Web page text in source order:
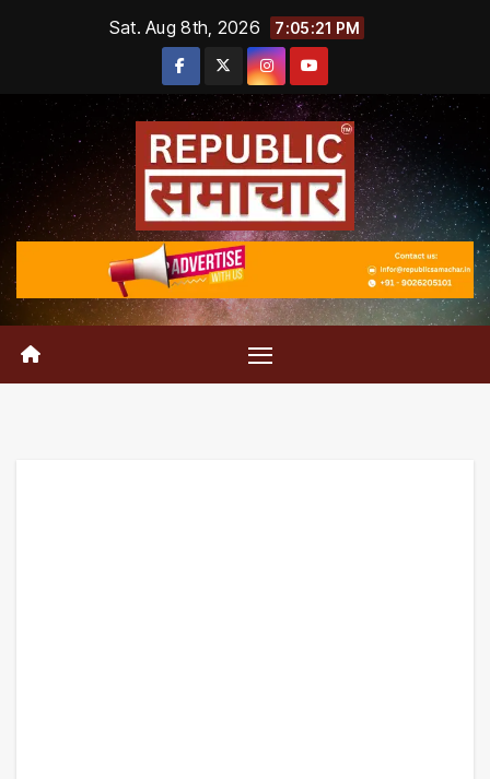
Sat. Aug 8th, 2026 7:05:22 PM